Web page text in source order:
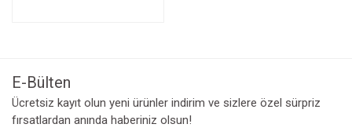
E-Bülten
Ücretsiz kayıt olun yeni ürünler indirim ve sizlere özel sürpriz
fırsatlardan anında haberiniz olsun!